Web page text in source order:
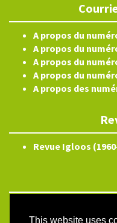
This website uses
A propos du
A propos du
A propos du
A propos du
A propos des
Revue Igloos